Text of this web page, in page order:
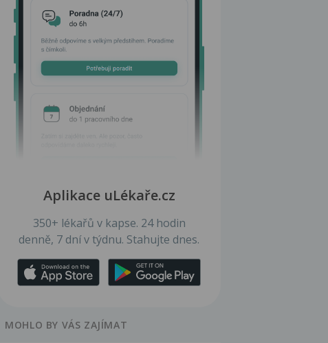
Aplikace uLékaře.cz
350+ lékařů v kapse. 24 hodin
denně, 7 dní v týdnu. Stahujte dnes.
MOHLO BY VÁS ZAJÍMAT